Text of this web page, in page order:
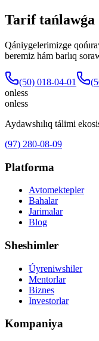
Tarif tańlawǵa
Qániygelerimizge
beremiz hám barlıq
(50) 018-04-01
onless
onless
Aydawshılıq tálimi
(97) 280-08-09
Platforma
Avtomektepler
Bahalar
Jarimalar
Blog
Sheshimler
Úyreniwshiler
Mentorlar
Biznes
Investorlar
Kompaniya